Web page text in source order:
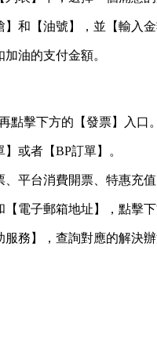
和【油號】，並【輸入金
油的支付金額。
點擊下方的【發票】入口。
或者【BP訂單】。
平台消費開票、特惠充值
電子郵箱地址】，點擊下
務】，查詢對應的解決辦